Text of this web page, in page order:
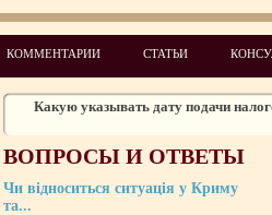
КОММЕНТАРИИ СТАТЬИ
Как стать владельцем земельного
Какую указывать дату подачи
Нужно ли перезаключать договор о
окончании
Какие услуги налоговые
ВОПРОСЫ И ОТВЕТЫ
Чи відноситься ситуація у Криму
та...